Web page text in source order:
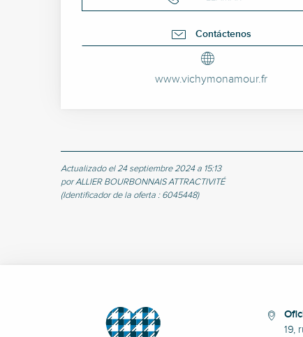
Contáctenos
www.vichymonamour.fr
Actualizado el 24 septiembre 2024 a 15:13
por ALLIER BOURBONNAIS ATTRACTIVITÉ
(Identificador de la oferta : 6045448)
19,